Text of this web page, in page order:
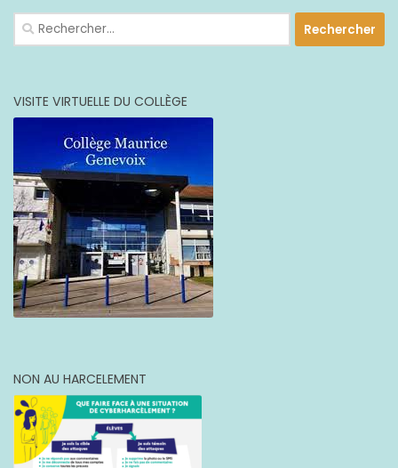
Rechercher :
VISITE VIRTUELLE DU COLLÈGE
NON AU HARCELEMENT